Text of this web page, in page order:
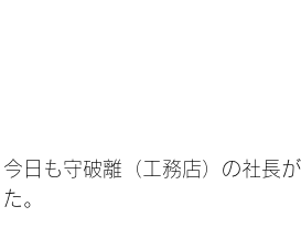
今日も守破離（工務店）の社長
た。